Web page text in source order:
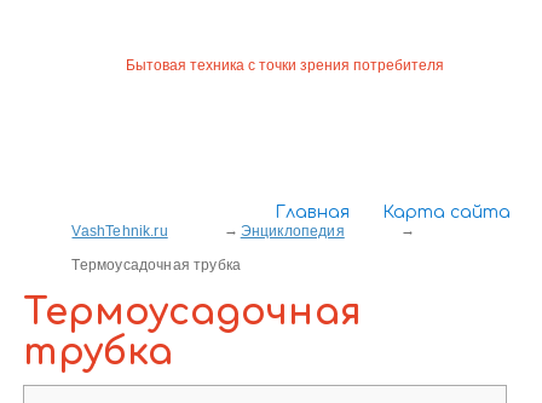
Главная Карта сайта
Бытовая техника с точки зрения потребителя
VashTehnik.ru
Энциклопедия
Термоусадочная трубка
Термоусадочная
трубка